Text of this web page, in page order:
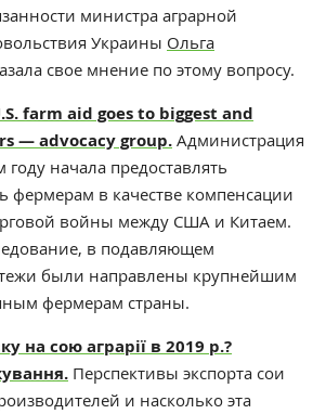
министра аграрной
Украины Ольга
свое мнение по этому вопросу.
farm aid goes to biggest and
— advocacy group. Администрация
начала предоставлять
в качестве компенсации
войны между США и Китаем.
в подавляющем
были направлены крупнейшим
фермерам страны.
нa сою aгрaрії в 2019 р.?
Перспективы экспорта сои
и насколько эта